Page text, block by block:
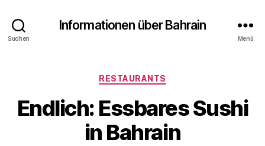
Suchen
Informationen über Bahrain
Menü
Kategorien
RESTAURANTS
Endlich: Essbares Sushi
in Bahrain